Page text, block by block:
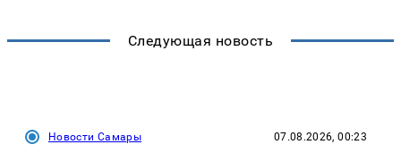
Следующая новость
Новости Самары 07.08.2026, 00:23